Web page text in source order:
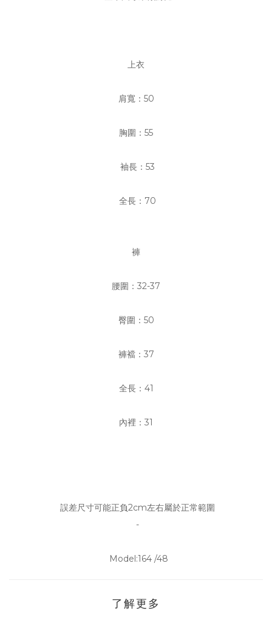
上衣
肩寬：50
胸圍：55
袖長：53
全長：70
褲
腰圍：32-37
臀圍：50
褲襠：37
全長：41
內裡：31
誤差尺寸可能正負2cm左右屬於正常範圍
-
Model:164 /48
了解更多